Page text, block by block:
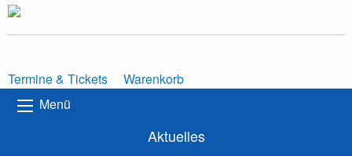
Termine & Tickets
Warenkorb
Menü
Aktuelles